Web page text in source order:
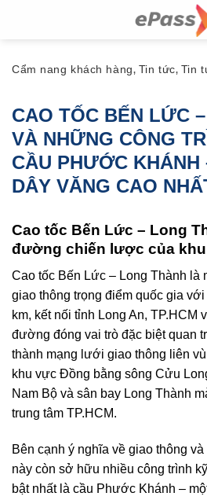
Cẩm nang khách hàng, Tin tức, Tin
CAO TỐC BẾN LỨC
VÀ NHỮNG CÔNG
CẦU PHƯỚC KHÁNH
DÂY VĂNG CAO
Cao tốc Bến Lức – Long
đường chiến lược của
Cao tốc Bến Lức – Long Thành là
giao thông trọng điểm quốc gia
km, kết nối tỉnh Long An, TP.HCM
đường đóng vai trò đặc biệt quan
thành mạng lưới giao thông liên
khu vực Đồng bằng sông Cửu
Nam Bộ và sân bay Long Thành
trung tâm TP.HCM.
Bên cạnh ý nghĩa về giao thông
này còn sở hữu nhiều công trình
bật nhất là cầu Phước Khánh –